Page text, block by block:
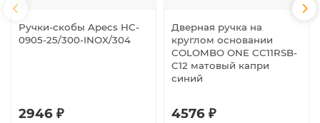
Ручки-скобы Apecs HC-
0905-25/300-INOX/304
2946 ₽
Дверная ручка на
круглом основании
COLOMBO ONE CC11RSB-
C12 матовый капри
синий
4576 ₽